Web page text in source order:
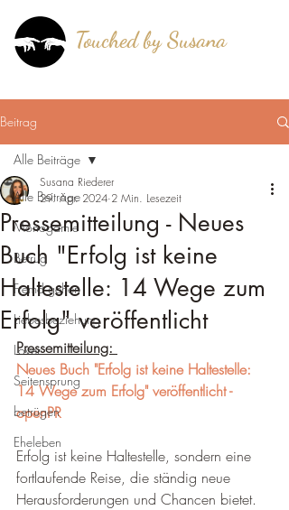
Touched by Susana
Beitrag
Alle Beiträge
Monogamie
Betrug
Fremd gehen
Liebesbeziehung
Lover
Seitensprung
betrügen
Eheleben
Alle Beiträge
Pressemitteilung - Neues
Buch "Erfolg ist keine
Haltestelle: 14 Wege zum
Erfolg" veröffentlicht
Susana Riederer
29. Apr. 2024 2 Min. Lesezeit
Pressemitteilung:
Neues Buch "Erfolg ist keine Haltestelle:
14 Wege zum Erfolg" veröffentlicht -
openPR
Erfolg ist keine Haltestelle, sondern eine
fortlaufende Reise, die ständig neue
Herausforderungen und Chancen bietet.